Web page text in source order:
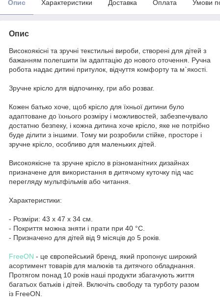
Опис Характеристики Доставка Оплата Умови
Опис
Високоякісні та зручні текстильні вироби, створені для дітей з
бажанням полегшити їм адаптацію до нового оточення. Ручна
робота надає дитині притулок, відчуття комфорту та м`якості.
Зручне крісло для відпочинку, гри або розваг.
Кожен батько хоче, щоб крісло для їхньої дитини було
адаптоване до їхнього розміру і можливостей, забезпечувало
достатню безпеку, і кожна дитина хоче крісло, яке не потрібно
буде ділити з іншими. Тому ми розробили стійке, просторе і
зручне крісло, особливо для маленьких дітей.
Високоякісне та зручне крісло в різноманітних дизайнах
призначене для використання в дитячому куточку під час
перегляду мультфільмів або читання.
Характеристики:
- Розміри: 43 x 47 x 34 см.
- Покриття можна зняти і прати при 40 °C.
- Призначено для дітей від 9 місяців до 5 років.
FreeON - це європейський бренд, який пропонує широкий
асортимент товарів для малюків та дитячого обладнання.
Протягом понад 10 років наші продукти збагачують життя
багатьох батьків і дітей. Включіть свободу та турботу разом
із FreeON.